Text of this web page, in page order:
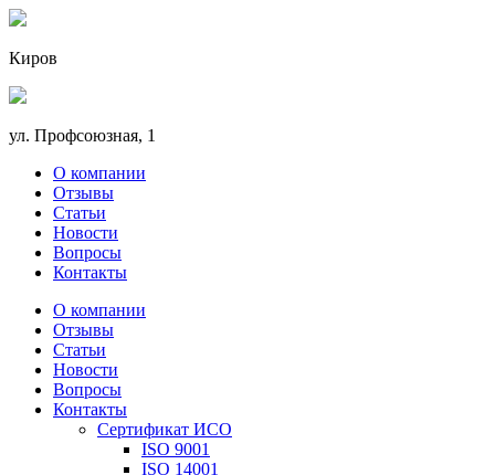
Киров
ул. Профсоюзная, 1
О компании
Отзывы
Статьи
Новости
Вопросы
Контакты
О компании
Отзывы
Статьи
Новости
Вопросы
Контакты
Сертификат ИСО
ISO 9001
ISO 14001